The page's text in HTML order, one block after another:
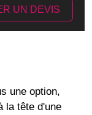
UN DEVIS
une option,
la tête d'une